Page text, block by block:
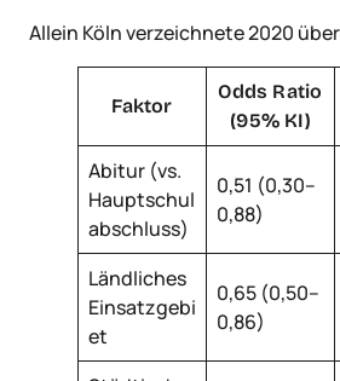
Allein Köln verzeichnete 2020
Faktor
Odds Ratio
(95% KI)
Abitur (vs.
Hauptschul
abschluss)
0,51 (0,30–
0,88)
Ländliches
Einsatzgebi
et
0,65 (0,50–
0,86)